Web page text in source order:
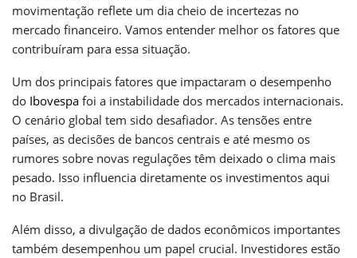
movimentação reflete um dia cheio de incertezas no
mercado financeiro. Vamos entender melhor os fatores que
contribuíram para essa situação.
Um dos principais fatores que impactaram o desempenho
do Ibovespa foi a instabilidade dos mercados internacionais.
O cenário global tem sido desafiador. As tensões entre
países, as decisões de bancos centrais e até mesmo os
rumores sobre novas regulações têm deixado o clima mais
pesado. Isso influencia diretamente os investimentos aqui
no Brasil.
Além disso, a divulgação de dados econômicos importantes
também desempenhou um papel crucial. Investidores estão